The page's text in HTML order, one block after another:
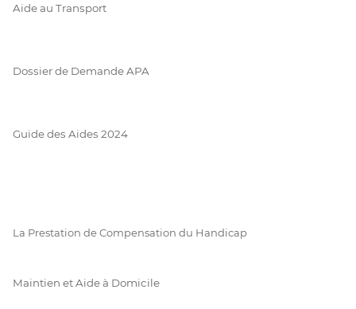
Aide au Transport
Dossier de Demande APA
Guide des Aides 2024
La Prestation de Compensation du Handicap
Maintien et Aide à Domicile